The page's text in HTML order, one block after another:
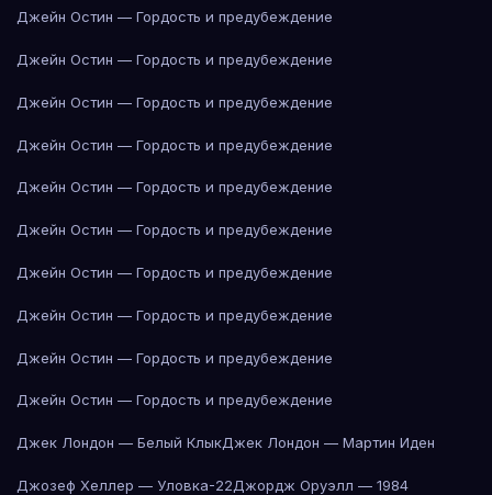
Джейн Остин — Гордость и предубеждение
Джейн Остин — Гордость и предубеждение
Джейн Остин — Гордость и предубеждение
Джейн Остин — Гордость и предубеждение
Джейн Остин — Гордость и предубеждение
Джейн Остин — Гордость и предубеждение
Джейн Остин — Гордость и предубеждение
Джейн Остин — Гордость и предубеждение
Джейн Остин — Гордость и предубеждение
Джейн Остин — Гордость и предубеждение
Джек Лондон — Белый КлыкДжек Лондон — Мартин Иден
Джозеф Хеллер — Уловка-22Джордж Оруэлл — 1984